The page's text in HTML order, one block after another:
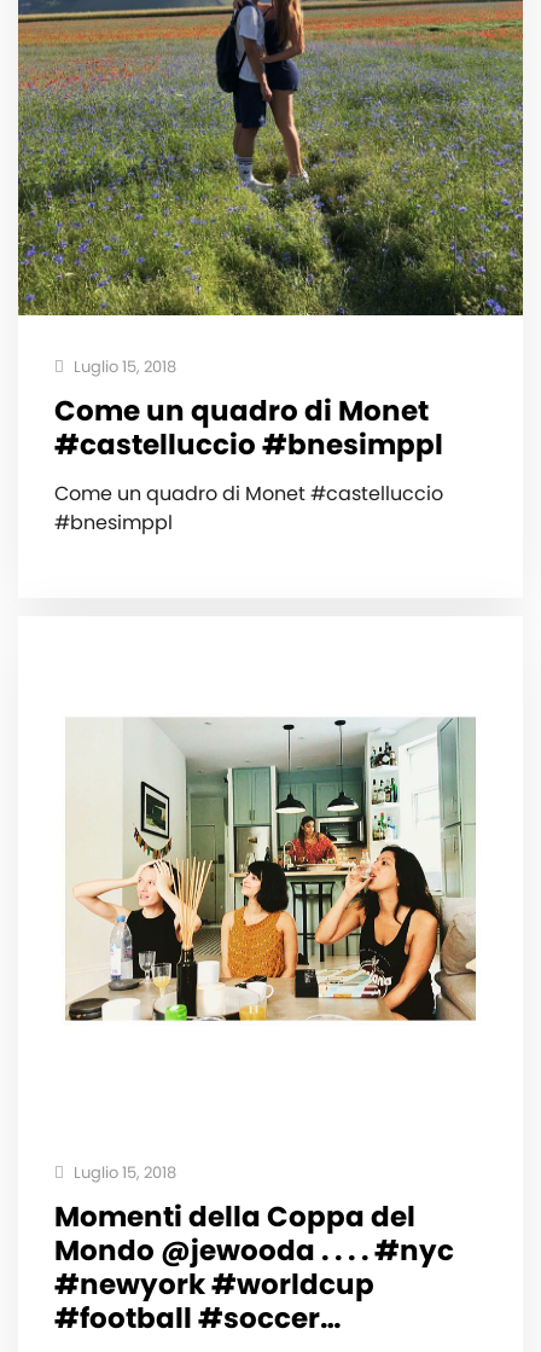
Luglio 15, 2018
Come un quadro di Monet
#castelluccio #bnesimppl
Come un quadro di Monet #castelluccio
#bnesimppl
Luglio 15, 2018
Momenti della Coppa del
Mondo @jewooda . . . . #nyc
#newyork #worldcup
#football #soccer…